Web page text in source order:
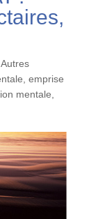
Autres
emprise
mentale